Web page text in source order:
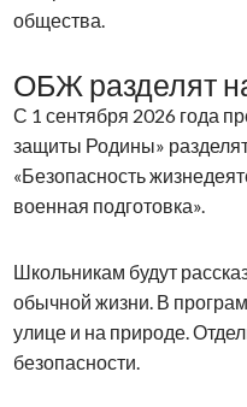
общества.
ОБЖ разделят
С 1 сентября 2026 года
защиты Родины»
«Безопасность
военная подготовка».
Школьникам будут
обычной жизни. В
улице и на природе.
безопасности.